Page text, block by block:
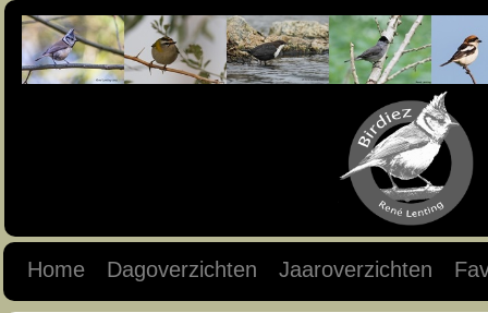
Home Dagoverzichten Jaaroverzichten